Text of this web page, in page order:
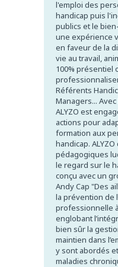
l'emploi des
handicap puis
publics et le
une expérience
en faveur de la
vie au travail,
100% présentiel
Référents
Managers...
ALYZO est
actions pour
formation aux
handicap.
pédagogiques
le regard sur le
conçu avec un
Andy Cap "Des
la prévention de
professionnelle
englobant
bien sûr la
maintien dans
y sont abordés
maladies